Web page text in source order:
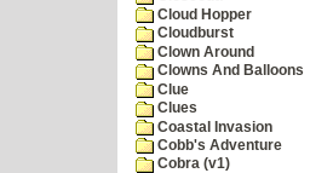
Cloud Hopper
Cloudburst
Clown Around
Clowns And Balloons
Clue
Clues
Coastal Invasion
Cobb's Adventure
Cobra (v1)